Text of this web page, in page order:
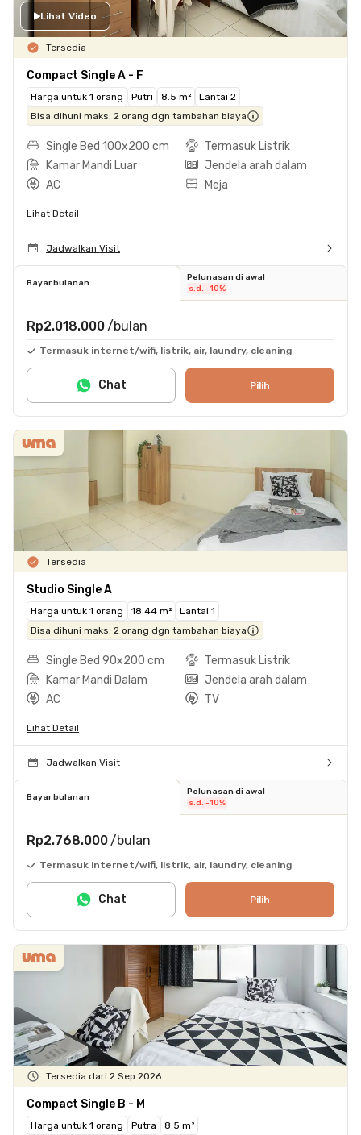
Lihat Video
Tersedia
Compact Single A - F
Harga untuk 1 orang Putri 8.5 m²
Lantai 2
Bisa dihuni maks. 2 orang dgn tambahan biaya
Single Bed 100x200 cm
Termasuk Listrik
Kamar Mandi Luar
Jendela arah dalam
AC
Meja
Lihat Detail
Jadwalkan Visit
Bayar bulanan
Pelunasan di awal
s.d. -10%
Rp2.018.000 /bulan
Termasuk internet/wifi, listrik, air, laundry, cleaning
Pilih
Chat
Tersedia
Studio Single A
Harga untuk 1 orang 18.44 m²
Lantai 1
Bisa dihuni maks. 2 orang dgn tambahan biaya
Single Bed 90x200 cm
Termasuk Listrik
Kamar Mandi Dalam
Jendela arah dalam
AC
TV
Lihat Detail
Jadwalkan Visit
Bayar bulanan
Pelunasan di awal
s.d. -10%
Rp2.768.000 /bulan
Termasuk internet/wifi, listrik, air, laundry, cleaning
Pilih
Chat
Tersedia dari 2 Sep 2026
Compact Single B - M
Harga untuk 1 orang Putra 8.5 m²